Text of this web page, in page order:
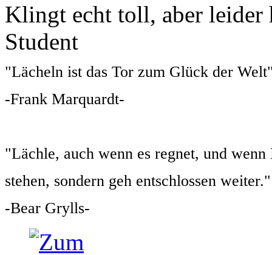
Klingt echt toll, aber
Student
"Lächeln ist das Tor zum Glück der
-Frank Marquardt-
"Lächle, auch wenn es regnet, und
stehen, sondern geh entschlossen weiter."
-Bear Grylls-